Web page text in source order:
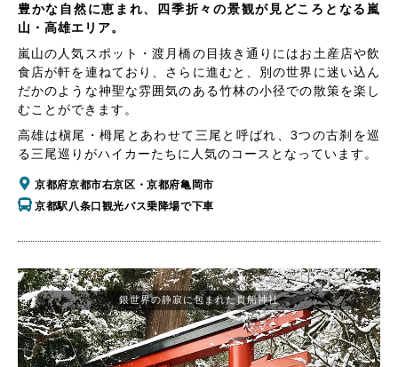
豊かな自然に恵まれ、四季折々の景観が見どころとなる嵐
山・高雄エリア。
嵐山の人気スポット・渡月橋の目抜き通りにはお土産店や飲
食店が軒を連ねており、さらに進むと、別の世界に迷い込ん
だかのような神聖な雰囲気のある竹林の小径での散策を楽し
むことができます。
高雄は槇尾・栂尾とあわせて三尾と呼ばれ、3つの古刹を巡
る三尾巡りがハイカーたちに人気のコースとなっています。
京都府京都市右京区・京都府亀岡市
京都駅八条口観光バス乗降場で下車
銀世界の静寂に包まれた貴船神社